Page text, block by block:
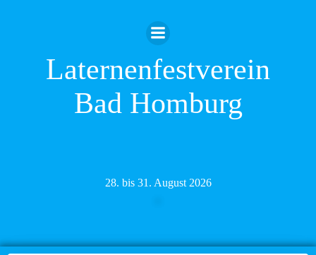
Inhalt
springen
Laternenfestverein
Bad Homburg
28. bis 31. August 2026